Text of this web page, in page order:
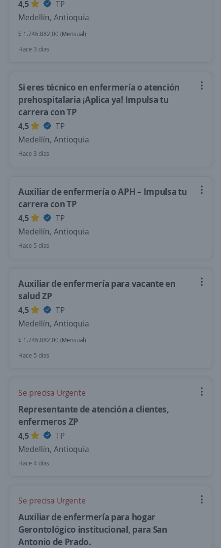
4,5
TP
Medellín, Antioquia
$ 1.746.882,00 (Mensual)
Hace 3 días
Si eres técnico en enfermería o atención
prehospitalaria ¡Aplica ya! Impulsa tu
carrera con TP
4,5
TP
Medellín, Antioquia
Hace 3 días
Auxiliar de enfermería o APH – Impulsa tu
carrera con TP
4,5
TP
Medellín, Antioquia
Hace 5 días
Auxiliar de enfermería para vacante en
salud ZP
4,5
TP
Medellín, Antioquia
$ 1.746.882,00 (Mensual)
Hace 5 días
Se precisa Urgente
Representante de atención a clientes,
enfermeros ZP
4,5
TP
Medellín, Antioquia
Hace 4 días
Se precisa Urgente
Auxiliar de enfermería para hogar
Gerontológico institucional, para San
Antonio de Prado.